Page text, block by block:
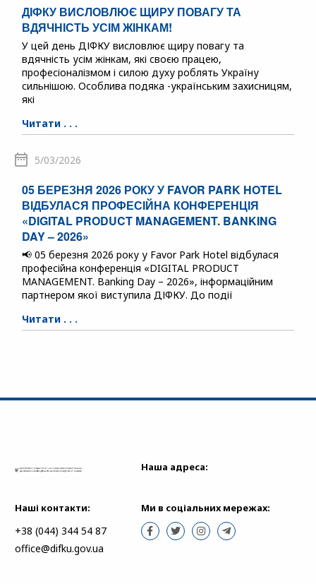
ДІФКУ ВИСЛОВЛЮЄ ЩИРУ ПОВАГУ ТА
ВДЯЧНІСТЬ УСІМ ЖІНКАМ!
У цей день ДІФКУ висловлює щиру повагу та
вдячність усім жінкам, які своєю працею,
професіоналізмом і силою духу роблять Україну
сильнішою. Особлива подяка -українським захисницям,
які
Читати . . .
5/03/2026
05 БЕРЕЗНЯ 2026 РОКУ У FAVOR PARK HOTEL
ВІДБУЛАСЯ ПРОФЕСІЙНА КОНФЕРЕНЦІЯ
«DIGITAL PRODUCT MANAGEMENT. BANKING
DAY – 2026»
📢 05 березня 2026 року у Favor Park Hotel відбулася
професійна конференція «DIGITAL PRODUCT
MANAGEMENT. Banking Day – 2026», інформаційним
партнером якої виступила ДІФКУ. До події
Читати . . .
Наша адреса:
Наші контакти:
+38 (044) 344 54 87
office@difku.gov.ua
Ми в соціальних мережах: